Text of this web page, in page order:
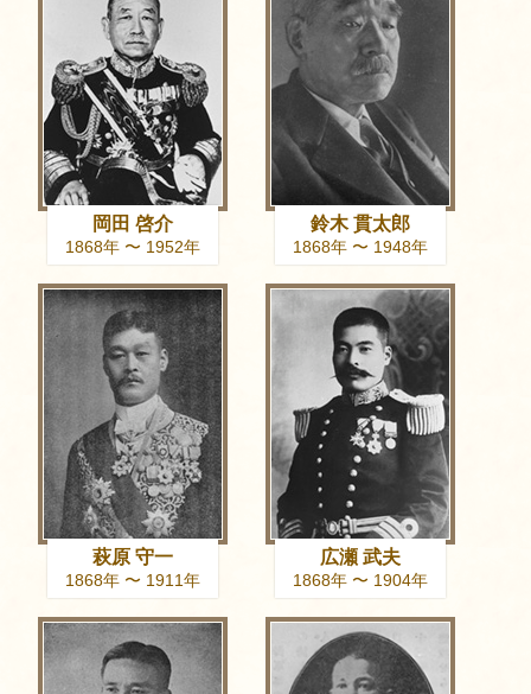
岡田 啓介
1868年 〜 1952年
鈴木 貫太郎
1868年 〜 1948年
萩原 守一
1868年 〜 1911年
広瀬 武夫
1868年 〜 1904年